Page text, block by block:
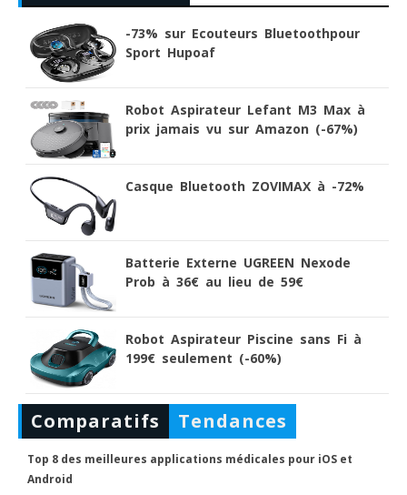
-73% sur Ecouteurs Bluetoothpour
Sport Hupoaf
Robot Aspirateur Lefant M3 Max à
prix jamais vu sur Amazon (-67%)
Casque Bluetooth ZOVIMAX à -72%
Batterie Externe UGREEN Nexode
Prob à 36€ au lieu de 59€
Robot Aspirateur Piscine sans Fi à
199€ seulement (-60%)
Comparatifs Tendances
Top 8 des meilleures applications médicales pour iOS et
Android